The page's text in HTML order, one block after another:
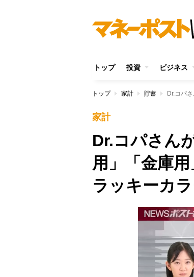
トップ 投資 ビジネス
トップ 家計 貯蓄
家計
Dr.コパさん
用」「金庫
ラッキーカ